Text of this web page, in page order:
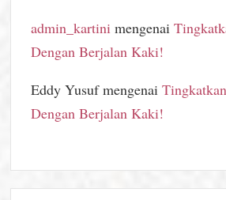
admin_kartini mengenai
Dengan Berjalan Kaki!
Eddy Yusufmengenai
Dengan Berjalan Kaki!